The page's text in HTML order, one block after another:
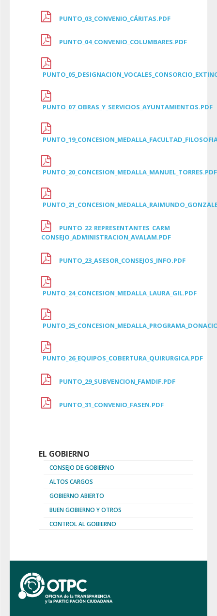
PUNTO_03_CONVENIO_CÁRITAS.PDF
PUNTO_04_CONVENIO_COLUMBARES.PDF
PUNTO_07_OBRAS_Y_SERVICIOS_AYUNTAMIENTOS.PDF
PUNTO_20_CONCESION_MEDALLA_MANUEL_TORRES.PDF
PUNTO_22_REPRESENTANTES_CARM_
CONSEJO_ADMINISTRACION_AVALAM.PDF
PUNTO_23_ASESOR_CONSEJOS_INFO.PDF
PUNTO_24_CONCESION_MEDALLA_LAURA_GIL.PDF
PUNTO_26_EQUIPOS_COBERTURA_QUIRURGICA.PDF
PUNTO_29_SUBVENCION_FAMDIF.PDF
PUNTO_31_CONVENIO_FASEN.PDF
EL GOBIERNO
CONSEJO DE GOBIERNO
ALTOS CARGOS
GOBIERNO ABIERTO
BUEN GOBIERNO Y OTROS
CONTROL AL GOBIERNO